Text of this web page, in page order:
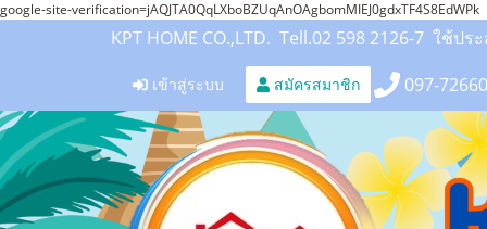
google-site-verification=jAQJTA0QqLXboBZUqAnOAgbomMIEJ0gdxTF4S8EdWPk
KPT HOME CO.,LTD. Tell.02 598 2126-7 ใช้ป
เข้าสู่ระบบ สมัครสมาชิก 097-